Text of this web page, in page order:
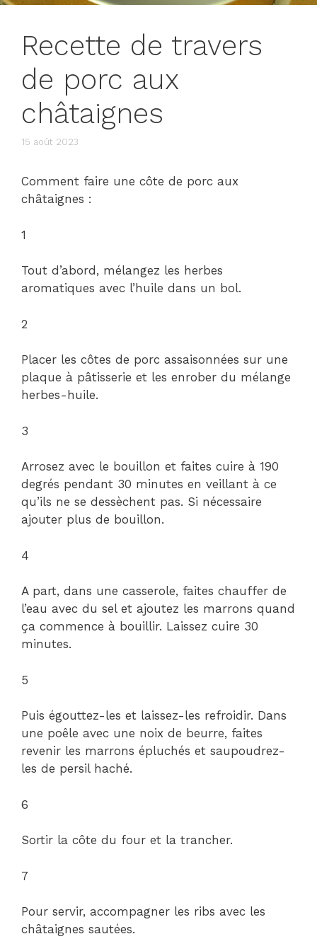
Recette de travers
de porc aux
châtaignes
15 août 2023
Comment faire une côte de porc aux
châtaignes :
1
Tout d’abord, mélangez les herbes
aromatiques avec l’huile dans un bol.
2
Placer les côtes de porc assaisonnées sur une
plaque à pâtisserie et les enrober du mélange
herbes-huile.
3
Arrosez avec le bouillon et faites cuire à 190
degrés pendant 30 minutes en veillant à ce
qu’ils ne se dessèchent pas. Si nécessaire
ajouter plus de bouillon.
4
A part, dans une casserole, faites chauffer de
l’eau avec du sel et ajoutez les marrons quand
ça commence à bouillir. Laissez cuire 30
minutes.
5
Puis égouttez-les et laissez-les refroidir. Dans
une poêle avec une noix de beurre, faites
revenir les marrons épluchés et saupoudrez-
les de persil haché.
6
Sortir la côte du four et la trancher.
7
Pour servir, accompagner les ribs avec les
châtaignes sautées.